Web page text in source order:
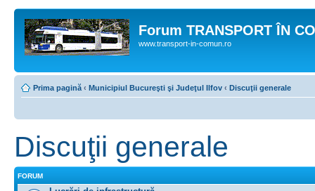
Forum TRANSPORT ÎN
www.transport-in-comun.ro
Prima pagină ‹ Municipiul Bucureşti şi Judeţul Ilfov ‹ Discuţii generale
Discuţii generale
FORUM